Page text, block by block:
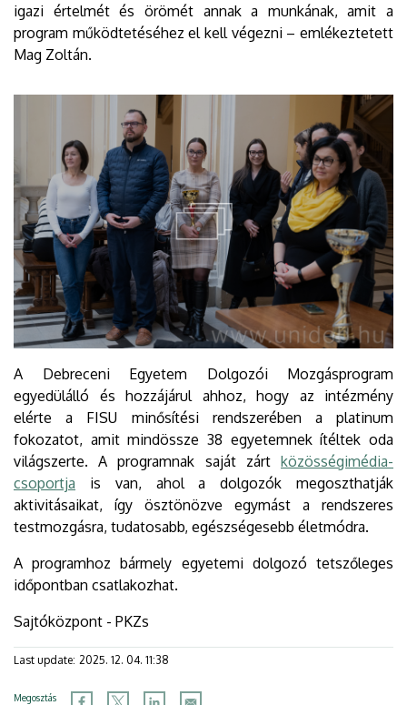
igazi értelmét és örömét annak a munkának, amit a
program működtetéséhez el kell végezni – emlékeztetett
Mag Zoltán.
A Debreceni Egyetem Dolgozói Mozgásprogram
egyedülálló és hozzájárul ahhoz, hogy az intézmény
elérte a FISU minősítési rendszerében a platinum
fokozatot, amit mindössze 38 egyetemnek ítéltek oda
világszerte. A programnak saját zárt közösségimédia-
csoportja is van, ahol a dolgozók megoszthatják
aktivitásaikat, így ösztönözve egymást a rendszeres
testmozgásra, tudatosabb, egészségesebb életmódra.
A programhoz bármely egyetemi dolgozó tetszőleges
időpontban csatlakozhat.
Sajtóközpont - PKZs
Last update: 2025. 12. 04. 11:38
Megosztás